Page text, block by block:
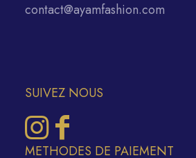
contact@ayamfashion.com
SUIVEZ NOUS
METHODES DE PAIEMENT